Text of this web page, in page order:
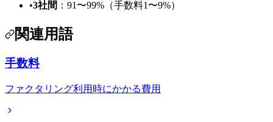
•3社間 ：91〜99%（手数料1〜9%）
関連用語
手数料
ファクタリング利用時にかかる費用